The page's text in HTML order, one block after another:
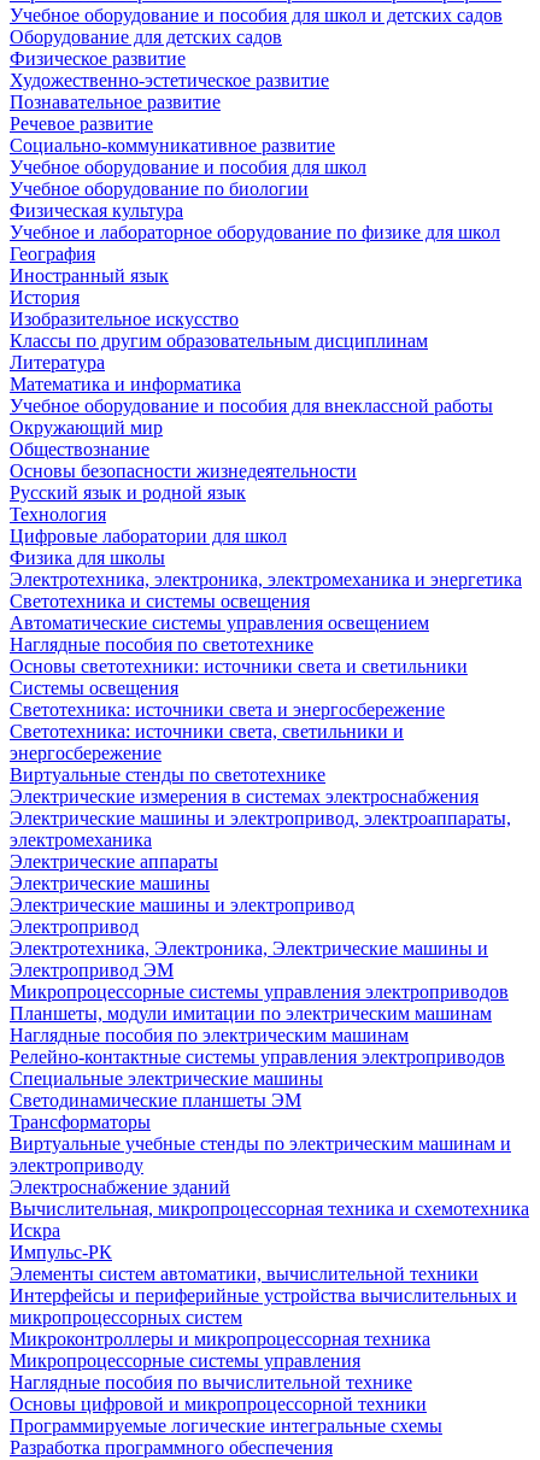
Учебное оборудование и пособия для школ и детских садов
Оборудование для детских садов
Физическое развитие
Художественно-эстетическое развитие
Познавательное развитие
Речевое развитие
Социально-коммуникативное развитие
Учебное оборудование и пособия для школ
Учебное оборудование по биологии
Физическая культура
Учебное и лабораторное оборудование по физике для школ
География
Иностранный язык
История
Изобразительное искусство
Классы по другим образовательным дисциплинам
Литература
Математика и информатика
Учебное оборудование и пособия для внеклассной работы
Окружающий мир
Обществознание
Основы безопасности жизнедеятельности
Русский язык и родной язык
Технология
Цифровые лаборатории для школ
Физика для школы
Электротехника, электроника, электромеханика и энергетика
Светотехника и системы освещения
Автоматические системы управления освещением
Наглядные пособия по светотехнике
Основы светотехники: источники света и светильники
Системы освещения
Светотехника: источники света и энергосбережение
Светотехника: источники света, светильники и
энергосбережение
Виртуальные стенды по светотехнике
Электрические измерения в системах электроснабжения
Электрические машины и электропривод, электроаппараты,
электромеханика
Электрические аппараты
Электрические машины
Электрические машины и электропривод
Электропривод
Электротехника, Электроника, Электрические машины и
Электропривод ЭМ
Микропроцессорные системы управления электроприводов
Планшеты, модули имитации по электрическим машинам
Наглядные пособия по электрическим машинам
Релейно-контактные системы управления электроприводов
Специальные электрические машины
Светодинамические планшеты ЭМ
Трансформаторы
Виртуальные учебные стенды по электрическим машинам и
электроприводу
Электроснабжение зданий
Вычислительная, микропроцессорная техника и схемотехника
Искра
Импульс-РК
Элементы систем автоматики, вычислительной техники
Интерфейсы и периферийные устройства вычислительных и
микропроцессорных систем
Микроконтроллеры и микропроцессорная техника
Микропроцессорные системы управления
Наглядные пособия по вычислительной технике
Основы цифровой и микропроцессорной техники
Программируемые логические интегральные схемы
Разработка программного обеспечения